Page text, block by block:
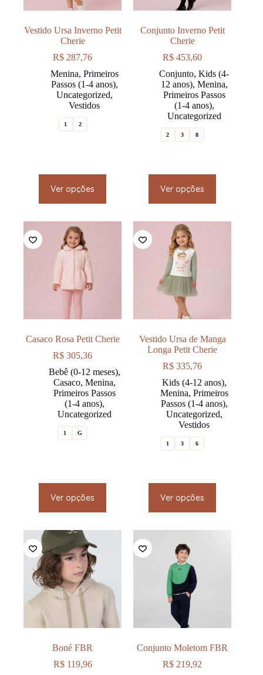
Vestido Ursa Inverno Petit
Cherie
R$ 287,76
Menina, Primeiros
Passos (1-4 anos),
Uncategorized,
Vestidos
1 2
Ver opções
product
variants.
The
options
may
be
chosen
on
the
product
page
Conjunto Inverno Petit
Cherie
R$ 453,60
Conjunto,Kids (4-
12 anos), Menina,
Primeiros Passos
(1-4 anos),
Uncategorized
2 3 8
Ver opções
product
variants.
The
options
may
be
chosen
on
the
product
page
Casaco Rosa Petit Cherie
R$ 305,36
Bebê (0-12 meses),
Casaco, Menina,
Primeiros Passos
(1-4 anos),
Uncategorized
1 G
Ver opções
product
variants.
The
options
may
be
chosen
on
the
product
Vestido Ursa de Manga
Longa Petit Cherie
R$ 335,76
Kids (4-12 anos),
Menina, Primeiros
Passos (1-4 anos),
Uncategorized,
Vestidos
1 3 6
Ver opções
product
variants.
options
may
be
chosen
on
the
product
page
Boné FBR
R$119,96
Conjunto Moletom FBR
R$ 219,92